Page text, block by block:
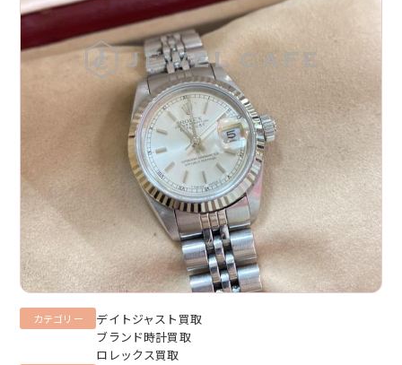
カテゴリー
デイトジャスト買取
ブランド時計買取
ロレックス買取